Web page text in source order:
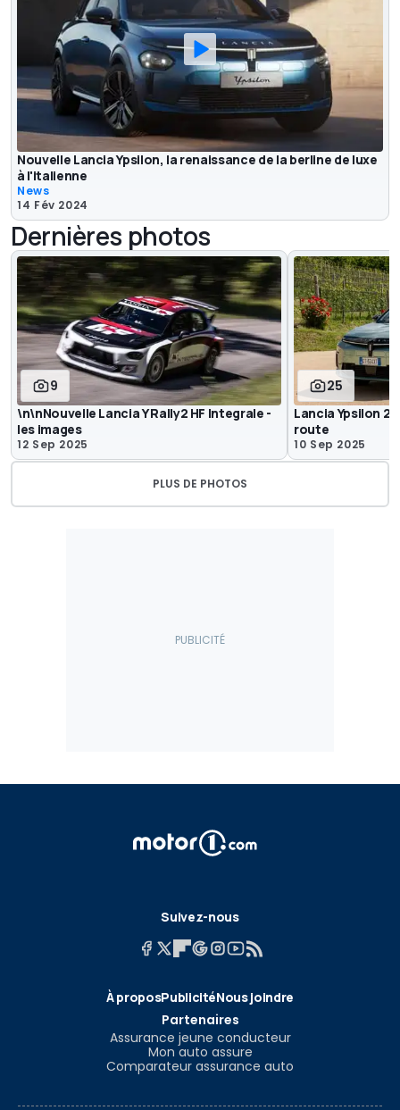
Nouvelle Lancia Ypsilon, la renaissance de la berline de luxe
à l'italienne
News
14 Fév 2024
Dernières photos
9
\n\nNouvelle Lancia Y Rally2 HF Integrale -
les images
12 Sep 2025
25
Lancia Ypsilon
route
10 Sep 2025
PLUS DE PHOTOS
Suivez-nous
À proposPublicitéNous joindre
Partenaires
Assurance jeune conducteur
Mon auto assure
Comparateur assurance auto